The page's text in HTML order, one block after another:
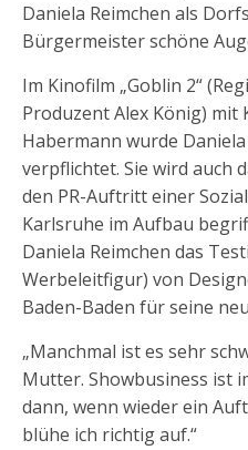
Daniela Reimchen als
Bürgermeister schöne
Im Kinofilm „Goblin 2“
Produzent Alex König) mit
Habermann wurde
verpflichtet. Sie wird auch
den PR-Auftritt einer
Karlsruhe im Aufbau
Daniela Reimchen das
Werbeleitfigur) von
Baden-Baden für seine
„Manchmal ist es sehr
Mutter. Showbusiness ist
dann, wenn wieder ein
blühe ich richtig auf.“